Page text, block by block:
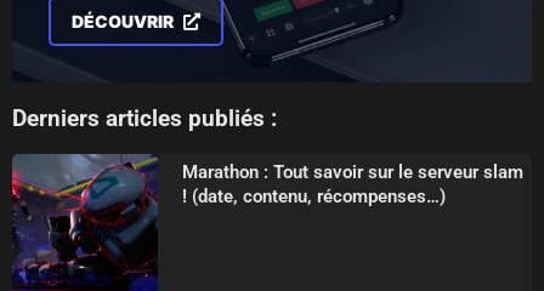
DÉCOUVRIR
Derniers articles publiés :
Marathon : Tout savoir sur le serveur slam
! (date, contenu, récompenses…)